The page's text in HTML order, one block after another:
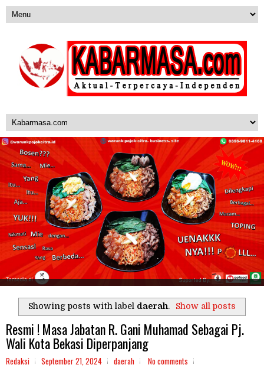
Showing posts with label daerah. Show all posts
Resmi ! Masa Jabatan R. Gani Muhamad Sebagai Pj.
Wali Kota Bekasi Diperpanjang
Redaksi September 21, 2024 daerah No comments